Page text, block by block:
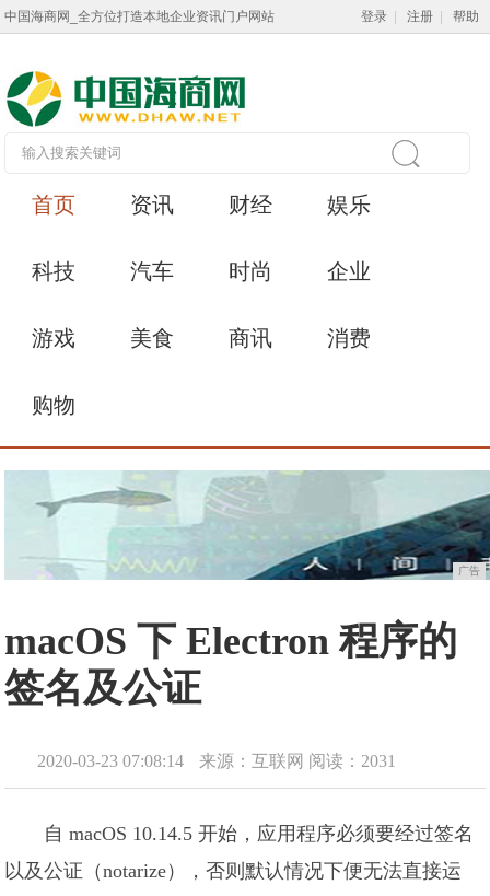
中国海商网_全方位打造本地企业资讯门户网站 登录 注册 帮助
首页 资讯 财经 娱乐
科技 汽车 时尚 企业
游戏 美食 商讯 消费
购物
广告
macOS 下 Electron 程序的
签名及公证
2020-03-23 07:08:14 来源：互联网 阅读：2031
自 macOS 10.14.5 开始，应用程序必须要经过签名
以及公证（notarize），否则默认情况下便无法直接运